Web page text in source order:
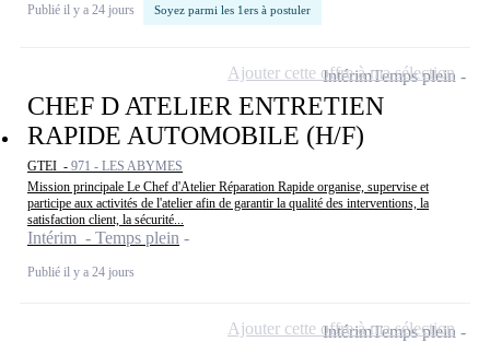
Publié il y a 24 jours Soyez parmi les 1ers à postuler
CHEF D ATELIER ENTRETIEN
RAPIDE AUTOMOBILE (H/F)
GTEI - 971 - LES ABYMES
Mission principale Le Chef d'Atelier Réparation Rapide organise, supervise et
participe aux activités de l'atelier afin de garantir la qualité des interventions, la
satisfaction client, la sécurité...
Intérim - Temps plein
Publié il y a 24 jours
IntérimTemps plein
Ajouter cette offre à ma sélection
IntérimTemps plein
Ajouter cette offre à ma sélection